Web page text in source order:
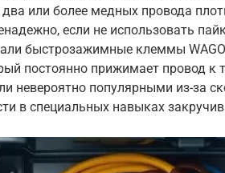
два или более медных провода
если не использовать
быстрозажимные клеммы
постоянно прижимает провод к
невероятно популярными из-за
в специальных навыках